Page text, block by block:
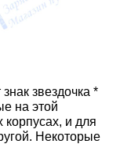
звездочка *
на этой
и для
Некоторые